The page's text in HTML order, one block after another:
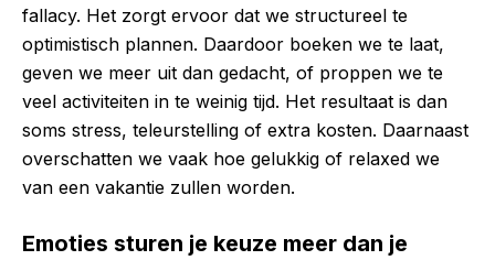
fallacy. Het zorgt ervoor dat we structureel te
optimistisch plannen. Daardoor boeken we te laat,
geven we meer uit dan gedacht, of proppen we te
veel activiteiten in te weinig tijd. Het resultaat is dan
soms stress, teleurstelling of extra kosten. Daarnaast
overschatten we vaak hoe gelukkig of relaxed we
van een vakantie zullen worden.
Emoties sturen je keuze meer dan je